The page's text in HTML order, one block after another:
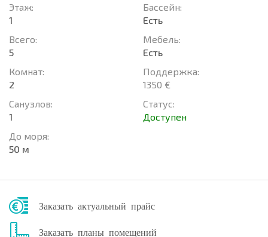
Этаж:
1
Всего:
5
Комнат:
2
Санузлов:
1
До моря:
50 м
Басcейн:
Есть
Мебель:
Есть
Поддержка:
1350 €
Статус:
Доступен
Заказать актуальный прайс
Заказать планы помещений